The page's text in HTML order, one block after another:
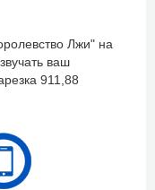
Лжи" на
ваш
911,88